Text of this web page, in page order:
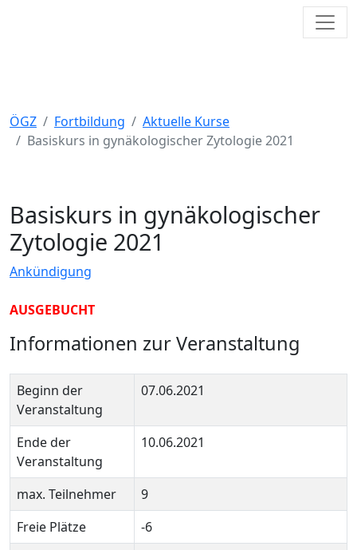
ÖGZ Fortbildung
Aktuelle Kurse
Basiskurs in gynäkologischer Zytologie 2021
Basiskurs in gynäkologischer
Zytologie 2021
Ankündigung
AUSGEBUCHT
Informationen zur Veranstaltung
Beginn der
Veranstaltung
07.06.2021
Ende der
Veranstaltung
10.06.2021
max. Teilnehmer
9
Freie Plätze
-6